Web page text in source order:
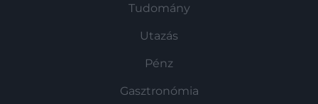
Tudomány
Utazás
Pénz
Gasztronómia